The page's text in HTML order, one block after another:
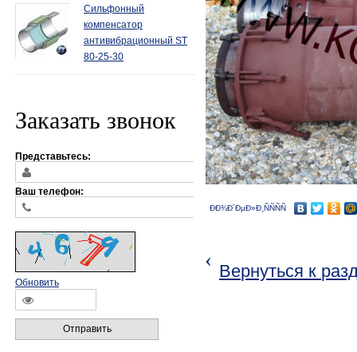
Сильфонный
компенсатор
антивибрационный ST
80-25-30
Заказать звонок
Представьтесь:
Ваш телефон:
Обновить
Отправить
ÐÐ¾Ð´ÐµÐ»Ð¸ÑÑÑÑ
‹ Вернуться к